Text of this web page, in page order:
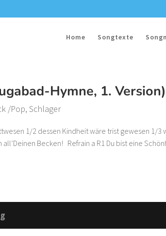
Home Songtexte
Hymne, 1. Version)
/Pop,Schlager
1/2 dessen Kindheit wäre trist gewesen 1/3
Becken! Refrain a R1 Du bist eine